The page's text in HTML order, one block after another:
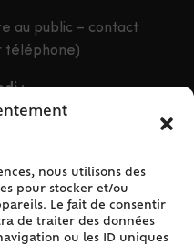
nous utilisons des
pour stocker et/ou
Le fait de consentir
de traiter des données
ou les ID uniques
au public – contact
téléphone)
:
– 16h30